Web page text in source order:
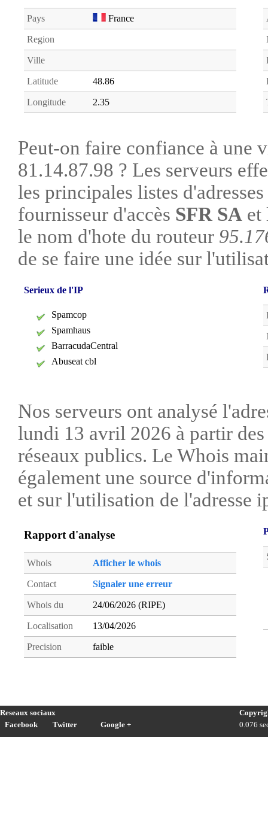
Pays France
Region
Ville
Latitude 48.86
Longitude 2.35
Peut-on faire confiance à une
81.14.87.98 ? Les serveurs
les principales listes
fournisseur d'accès SFR SA et
le nom d'hote du routeur
de se faire une idée sur
Serieux de l'IP
Spamcop
Spamhaus
BarracudaCentral
Abuseat cbl
Nos serveurs ont analysé
lundi 13 avril 2026 à partir des
réseaux publics. Le Whois
également une source
et sur l'utilisation de l'adresse
Rapport d'analyse
Whois Afficher le whois
Contact Signaler une erreur
Whois du 24/06/2026 (RIPE)
Localisation 13/04/2026
Precision faible
Reseaux sociaux
Facebook
Twitter Google +
0.076